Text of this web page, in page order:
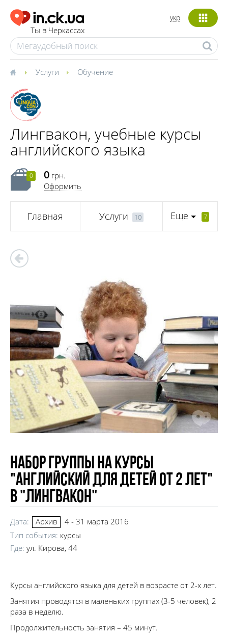
Ты в Черкассах
укр
Услуги Обучение
Лингвакон, учебные курсы
английского языка
0 0 грн.
Оформить
Главная Услуги 10 Еще 7
Набор группы на курсы
"Английский для детей от 2 лет"
в "Лингвакон"
Дата: Архив
4 - 31 марта 2016
Тип события: курсы
Где: ул. Кирова, 44
Курсы английского языка для детей в возрасте от 2-х лет.
Занятия проводятся в маленьких группах (3-5 человек), 2
раза в неделю.
Продолжительность занятия – 45 минут.